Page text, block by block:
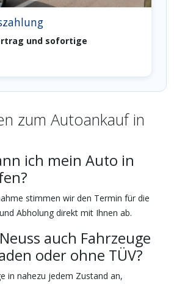
und sofortige
zum Autoankauf in
ich mein Auto in
stimmen wir den Termin für die
Abholung direkt mit Ihnen ab.
auch Fahrzeuge
oder ohne TÜV?
in nahezu jedem Zustand an,